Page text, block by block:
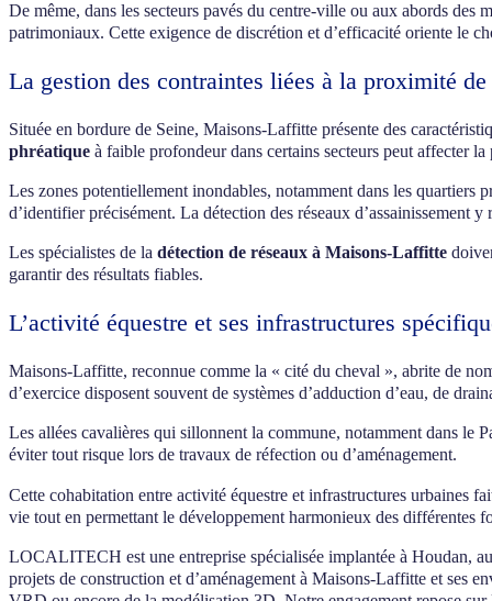
De même, dans les secteurs pavés du centre-ville ou aux abords
patrimoniaux. Cette exigence de discrétion et d’efficacité oriente le
La gestion des contraintes liées à la proximité de
Située en bordure de Seine, Maisons-Laffitte présente des
phréatique à faible profondeur dans certains secteurs peut affecter
Les zones potentiellement inondables, notamment dans les quartiers
d’identifier précisément. La détection des réseaux d’assainissement
Les spécialistes de la détection de réseaux à Maisons-Laffitte
garantir des résultats fiables.
L’activité équestre et ses infrastructures
Maisons-Laffitte, reconnue comme la « cité du cheval », abrite de
d’exercice disposent souvent de systèmes d’adduction d’eau, de
Les allées cavalières qui sillonnent la commune, notamment dans le
éviter tout risque lors de travaux de réfection ou d’aménagement.
Cette cohabitation entre activité équestre et infrastructures urbaines
vie tout en permettant le développement harmonieux des différentes
LOCALITECH est une entreprise spécialisée implantée à Houdan,
projets de construction et d’aménagement à Maisons-Laffitte et ses